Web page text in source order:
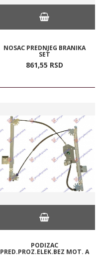
NOSAC PREDNJEG BRANIKA
SET
861,55 RSD
PODIZAC
PRED.PROZ.ELEK.BEZ MOT. A